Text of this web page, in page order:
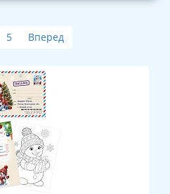
5 Вперед